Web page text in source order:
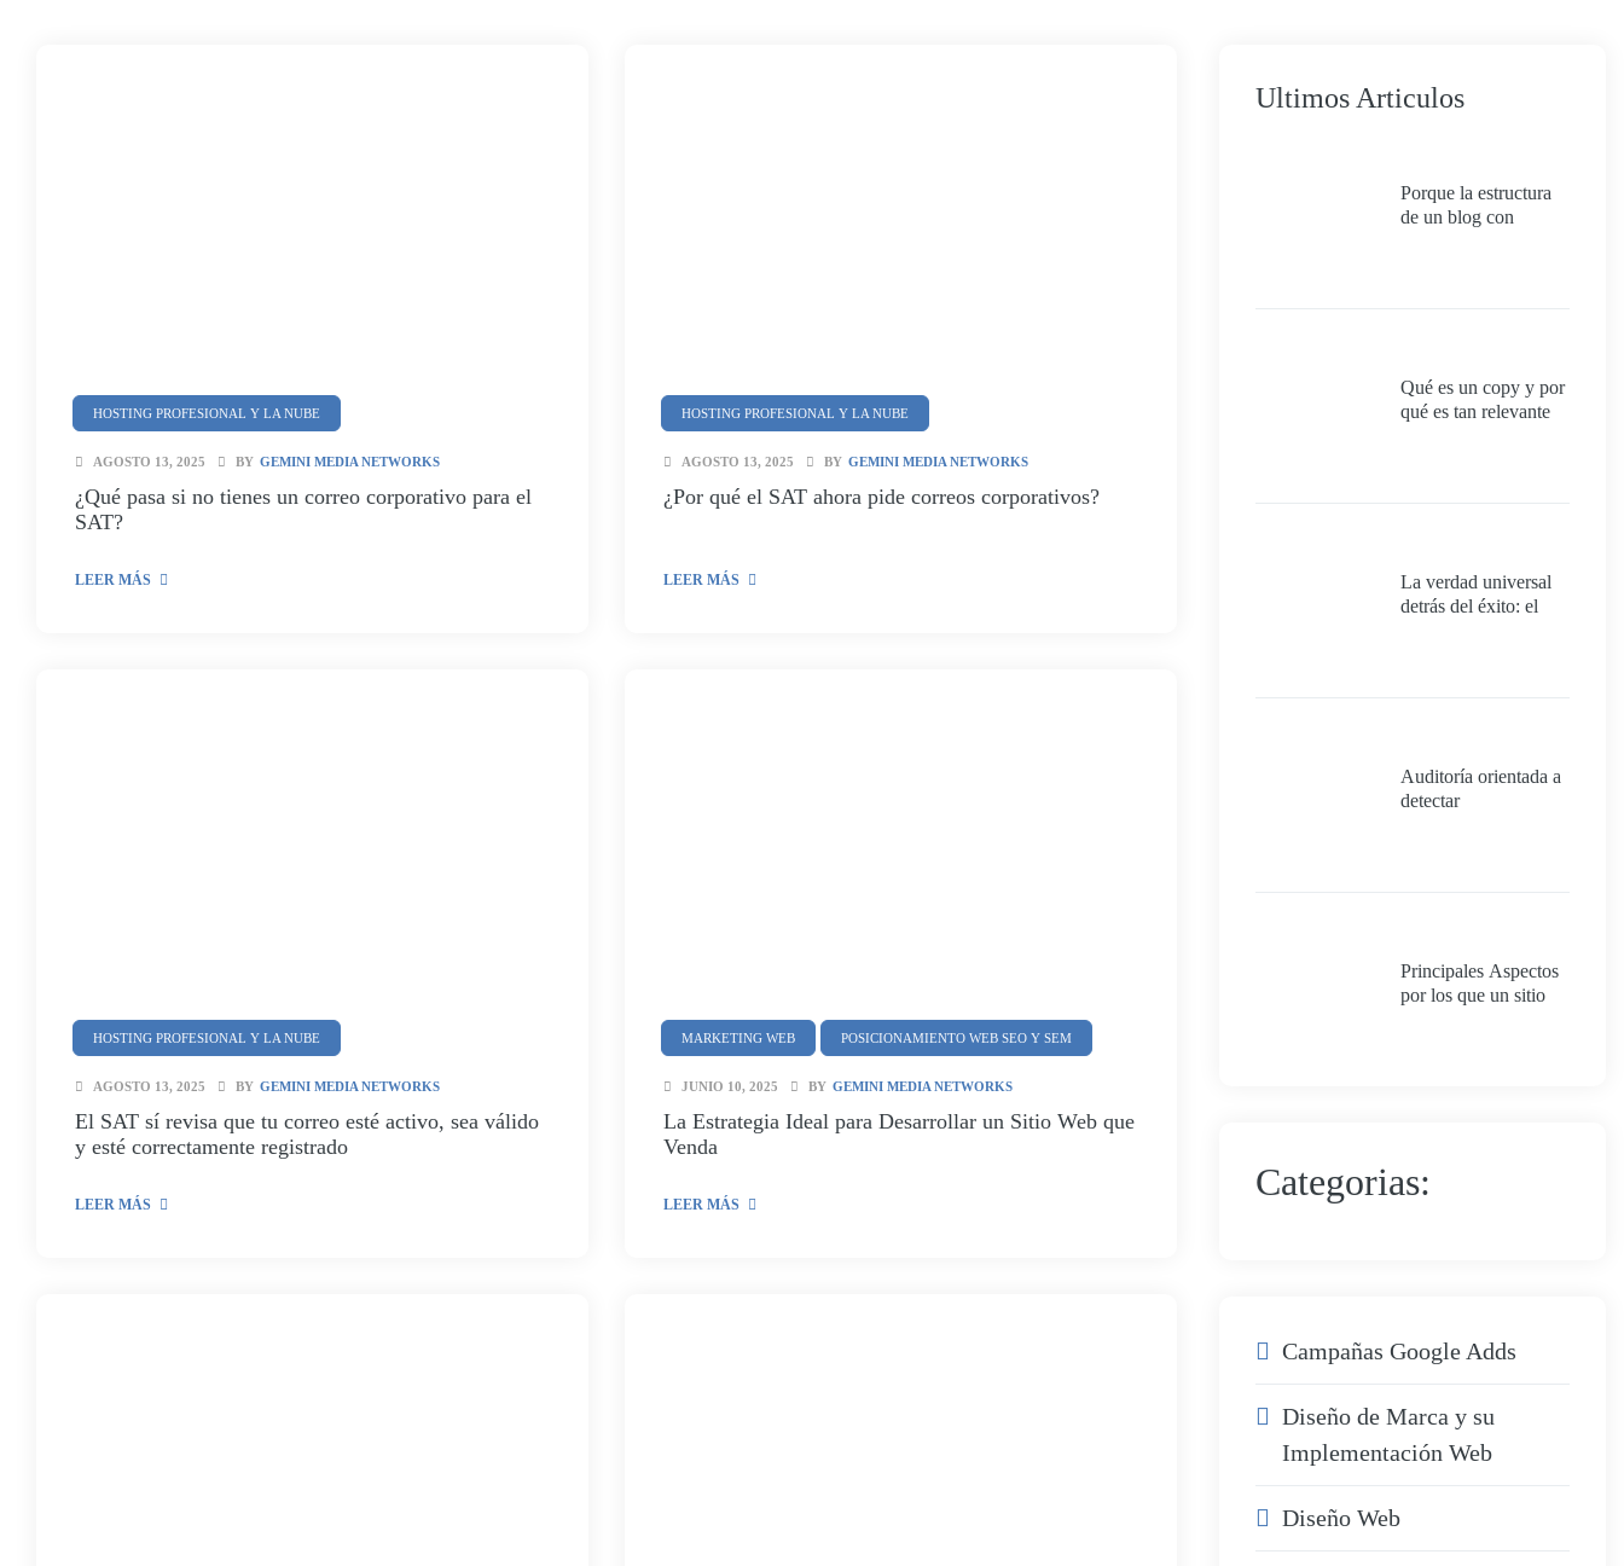
HOSTING PROFESIONAL Y LA NUBE
¿Qué pasa si no tienes un correo corporativo para el
SAT?
AGOSTO 13, 2025 BY GEMINI MEDIA NETWORKS
LEER MÁS
HOSTING PROFESIONAL Y LA NUBE
¿Por qué el SAT ahora pide correos corporativos?
AGOSTO 13, 2025 BY GEMINI MEDIA NETWORKS
LEER MÁS
HOSTING PROFESIONAL Y LA NUBE
El SAT sí revisa que tu correo esté activo, sea válido
y esté correctamente registrado
AGOSTO 13, 2025 BY GEMINI MEDIA NETWORKS
LEER MÁS
MARKETING WEB POSICIONAMIENTO WEB SEO Y SEM
La Estrategia Ideal para Desarrollar un Sitio Web que
Venda
JUNIO 10, 2025 BY GEMINI MEDIA NETWORKS
LEER MÁS
Ultimos Articulos
Porque la estructura
de un blog con
Qué es un copy y por
qué es tan relevante
La verdad universal
detrás del éxito: el
Auditoría orientada a
detectar
para ser 100%
exitoso.
Principales Aspectos
por los que un sitio
Categorias:
Campañas Google Adds
Diseño de Marca y su
Implementación Web
Diseño Web